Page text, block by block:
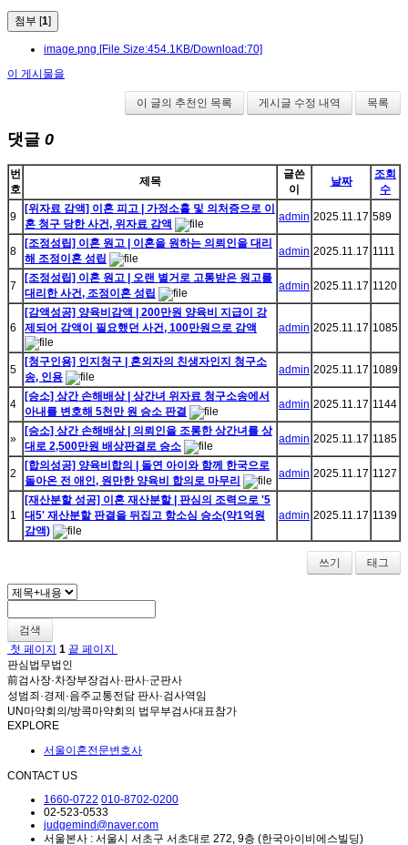
첨부 [1]
image.png [File Size:454.1KB/Download:70]
이 게시물을
이 글의 추천인 목록 게시글 수정 내역 목록
댓글 0
번
호
제목
글쓴
이
날짜
조회
수
9
[위자료 감액] 이혼 피고 | 가정소홀 및 의처증으로 이
혼 청구 당한 사건, 위자료 감액
admin 2025.11.17 589
8
[조정성립] 이혼 원고 | 이혼을 원하는 의뢰인을 대리
해 조정이혼 성립
admin 2025.11.17 1111
7
[조정성립] 이혼 원고 | 오랜 별거로 고통받은 원고를
대리한 사건, 조정이혼 성립
admin 2025.11.17 1120
6
[감액성공] 양육비감액 | 200만원 양육비 지급이 강
제되어 감액이 필요했던 사건, 100만원으로 감액
admin 2025.11.17 1085
5
[청구인용] 인지청구 | 혼외자의 친생자인지 청구소
송, 인용
admin 2025.11.17 1089
4
[승소] 상간 손해배상 | 상간녀 위자료 청구소송에서
아내를 변호해 5천만 원 승소 판결
admin 2025.11.17 1144
»
[승소] 상간 손해배상 | 의뢰인을 조롱한 상간녀를 상
대로 2,500만원 배상판결로 승소
admin 2025.11.17 1185
2
[합의성공] 양육비합의 | 돌연 아이와 함께 한국으로
돌아온 전 애인, 원만한 양육비 합의로 마무리
admin 2025.11.17 1127
1
[재산분할 성공] 이혼 재산분할 | 판심의 조력으로 '5
대5' 재산분할 판결을 뒤집고 항소심 승소(약1억원
감액)
admin 2025.11.17 1139
쓰기 태그
검색
첫 페이지 1 끝 페이지
판심법무법인
前검사장·차장부장검사·판사·군판사
성범죄·경제·음주교통전담 판사·검사역임
UN마약회의/방콕마약회의 법무부검사대표참가
EXPLORE
서울이혼전문변호사
CONTACT US
1660-0722 010-8702-0200
02-523-0533
judgemind@naver.com
서울본사 : 서울시 서초구 서초대로 272, 9층 (한국아이비에스빌딩)